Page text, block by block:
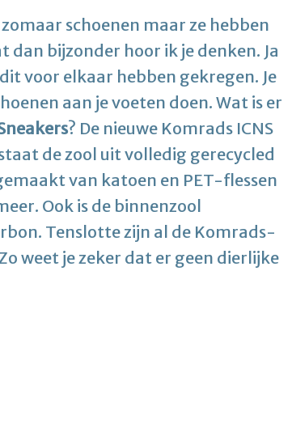
schoenen maar ze hebben
dan bijzonder hoor ik je denken. Ja
voor elkaar hebben gekregen. Je
aan je voeten doen. Wat is er
? De nieuwe Komrads ICNS
de zool uit volledig gerecycled
van katoen en PET-flessen
Ook is de binnenzool
Tenslotte zijn al de Komrads-
weet je zeker dat er geen dierlijke